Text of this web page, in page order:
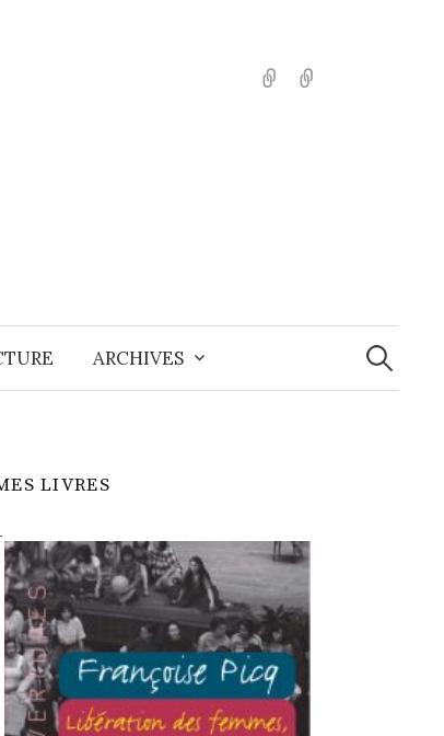
English
ARCHIVES
LIVRES